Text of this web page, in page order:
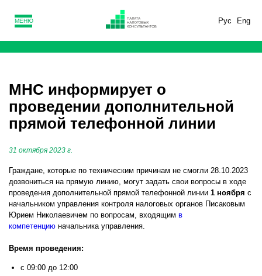
Рус Eng
МЕНЮ
МНС информирует о
проведении дополнительной
прямой телефонной линии
31 октября 2023 г.
Граждане, которые по техническим причинам не смогли 28.10.2023
дозвониться на прямую линию, могут задать свои вопросы в ходе
проведения дополнительной прямой телефонной линии 1 ноября с
начальником управления контроля налоговых органов Писаковым
Юрием Николаевичем по вопросам, входящим в
компетенцию начальника управления.
Время проведения:
с 09:00 до 12:00